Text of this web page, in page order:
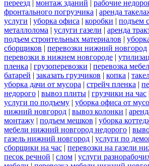
переезд | монтаж зданий | рабочие
фронтального погрузчика | аренда
услуги | уборка офиса | коробки | подъем
металлолома | услуги газели | аренда
подъем строительных материалов |
сборщиков | перевозки нижний новгород
перевозки в нижнем новгороде |
пленка | грузоперевозки | перевозка
батарей | заказать грузчиков | копка |
уборка дачи от мусора | стрейч пленка |
недорого | вывоз плиты | грузчики на час
услуги по подъему | уборка офиса от
нижний новгород | вывоз колонки |
монтажу | подъем мешков | уборка
мебели нижний новгород недорого |
газель нижний новгород | услуги по
сборщики на час | перевозки на газели
песок речной | слом | услуги